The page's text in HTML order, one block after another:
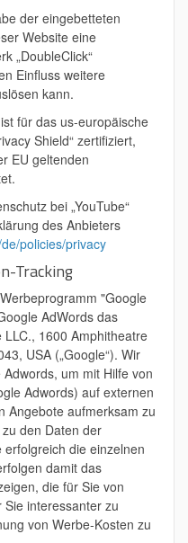
der eingebetteten
Website eine
„DoubleClick“
Einfluss weitere
kann.
für das us-europäische
Shield“ zertifiziert,
EU geltenden
bei „YouTube“
des Anbieters
policies/privacy
Tracking
"Google
AdWords das
1600 Amphitheatre
USA („Google“). Wir
um mit Hilfe von
Adwords) auf externen
Angebote aufmerksam zu
den Daten der
die einzelnen
damit das
die für Sie von
interessanter zu
von Werbe-Kosten zu